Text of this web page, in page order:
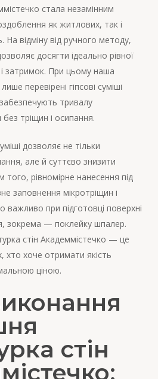
стала незамінним
як житлових, так і
На відміну від ручного методу,
досягти ідеально рівної
затримок. При цьому наша
перевірені гіпсові суміші
тривалу
тріщин і осипання.
дозволяє не тільки
але й суттєво знизити
того, рівномірне нанесення під
заповнення мікротріщин і
при підготовці поверхні
зокрема — поклейку шпалер.
стін Академмістечко — це
хто хоче отримати якість
ціною.
стін